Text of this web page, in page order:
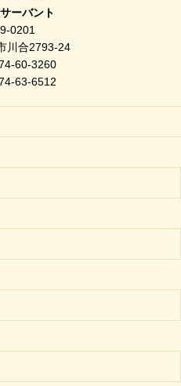
FC Bombonera」
優良事例集に掲載されました
き」
デイサービス「Fc Bombo
に出展しました
事業を始めました
ーバント
0201
川合2793-24
60-3260
63-6512